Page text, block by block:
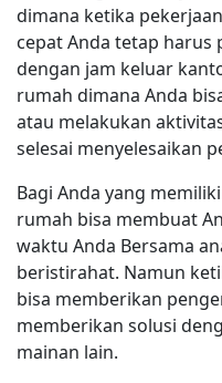
dimana ketika
cepat Anda tetap harus
dengan jam keluar
rumah dimana Anda
atau melakukan
selesai menyelesaikan
Bagi Anda yang
rumah bisa membuat
waktu Anda Bersama
beristirahat. Namun
bisa memberikan
memberikan solusi
mainan lain.